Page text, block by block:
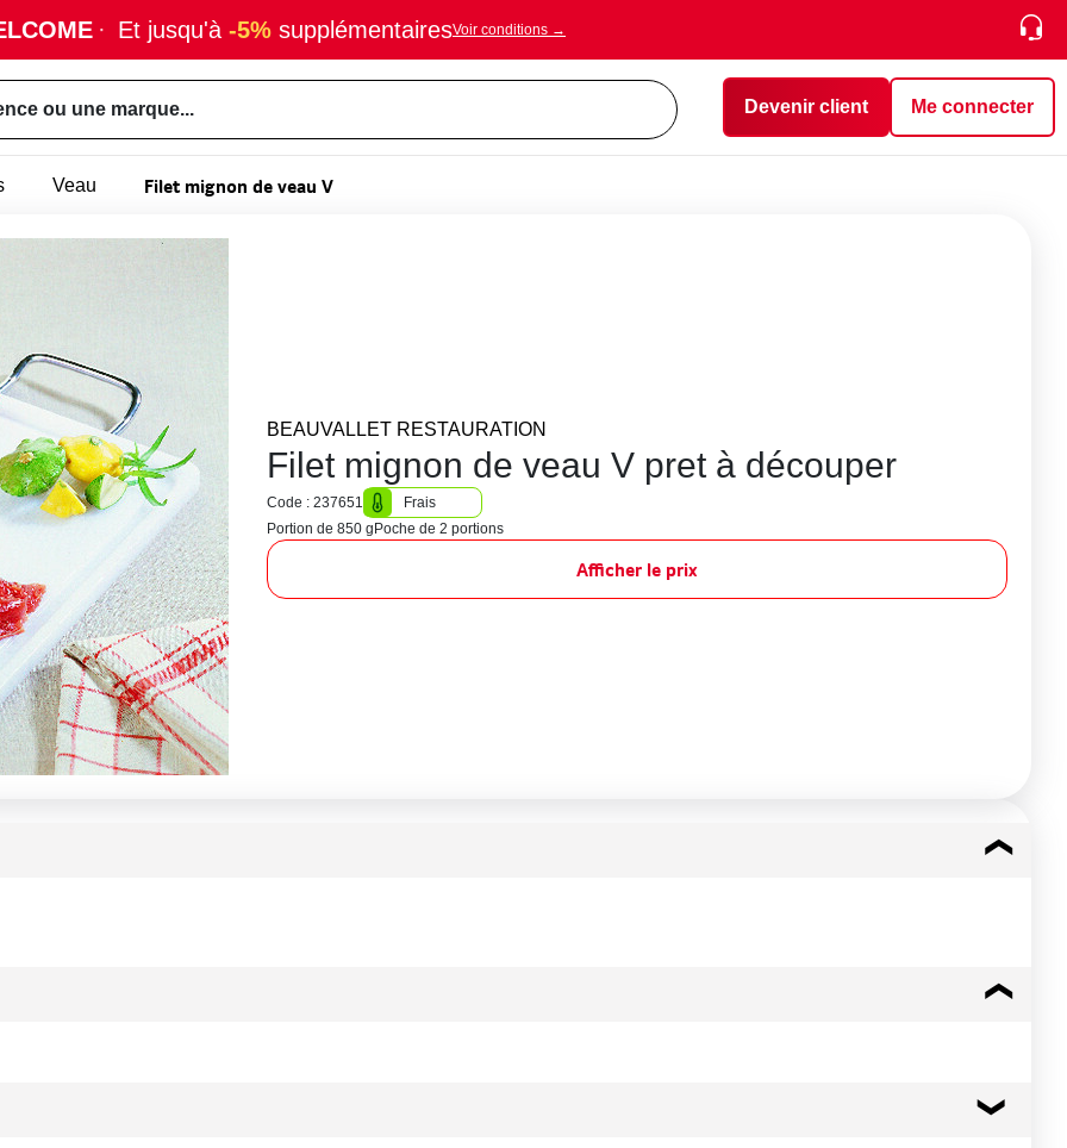
· Et jusqu'à -5% supplémentairesVoir conditions →
ou une marque... Devenir client Me connecter
Veau Filet mignon de veau V
BEAUVALLET RESTAURATION
Filet mignon de veau V pret à découper
Code : 237651
Frais
Portion de 850 gPoche de 2 portions
Afficher le prix